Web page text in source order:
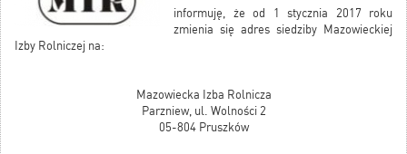
informuję, że od 1 stycznia 2017 roku
zmienia się adres siedziby Mazowieckiej
Izby Rolniczej na:
Mazowiecka Izba Rolnicza
Parzniew, ul. Wolności 2
05-804 Pruszków